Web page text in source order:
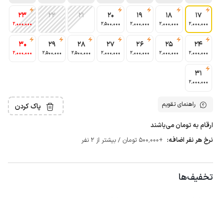
17
2٬000٬000
18
2٬000٬000
19
2٬000٬000
20
2٬500٬000
21
22
23
2٬000٬000
24
2٬000٬000
25
2٬000٬000
26
2٬000٬000
27
2٬000٬000
28
2٬500٬000
29
2٬500٬000
30
2٬000٬000
31
2٬000٬000
راهنمای تقویم پاک کردن
ارقام به تومان می‌باشند
نرخ هر نفر اضافه: +500٬000 تومان / بیشتر از 2 نفر
تخفیف‌ها